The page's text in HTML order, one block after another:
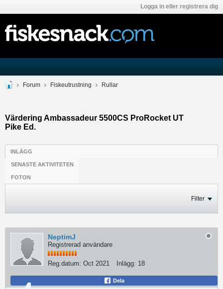
Logga in eller registrera dig
Forum Fiskeutrustning Rullar
Värdering Ambassadeur 5500CS ProRocket UT
Pike Ed.
INLÄGG
SENASTE AKTIVITETEN
FOTON
Filter
NeptimJ
Registrerad användare
Reg.datum: Oct 2021 Inlägg: 18
Dela